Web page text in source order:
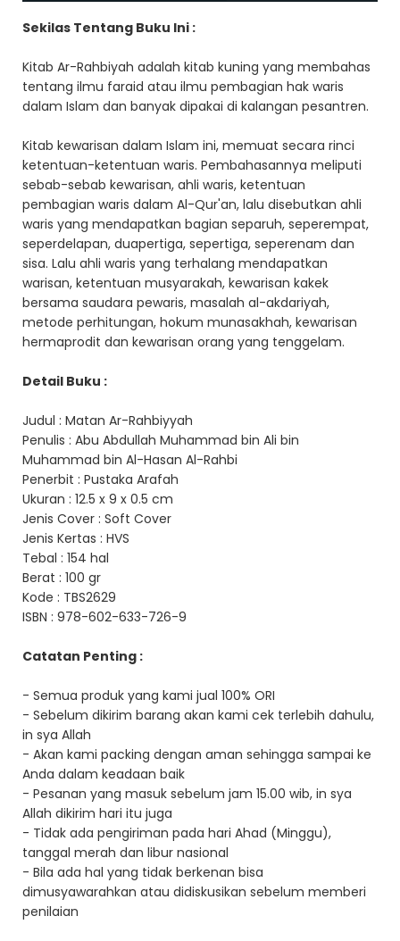
Sekilas Tentang Buku Ini :
Kitab Ar-Rahbiyah adalah kitab kuning yang membahas
tentang ilmu faraid atau ilmu pembagian hak waris
dalam Islam dan banyak dipakai di kalangan pesantren.
Kitab kewarisan dalam Islam ini, memuat secara rinci
ketentuan-ketentuan waris. Pembahasannya meliputi
sebab-sebab kewarisan, ahli waris, ketentuan
pembagian waris dalam Al-Qur'an, lalu disebutkan ahli
waris yang mendapatkan bagian separuh, seperempat,
seperdelapan, duapertiga, sepertiga, seperenam dan
sisa. Lalu ahli waris yang terhalang mendapatkan
warisan, ketentuan musyarakah, kewarisan kakek
bersama saudara pewaris, masalah al-akdariyah,
metode perhitungan, hokum munasakhah, kewarisan
hermaprodit dan kewarisan orang yang tenggelam.
Detail Buku :
Judul : Matan Ar-Rahbiyyah
Penulis : Abu Abdullah Muhammad bin Ali bin
Muhammad bin Al-Hasan Al-Rahbi
Penerbit : Pustaka Arafah
Ukuran : 12.5 x 9 x 0.5 cm
Jenis Cover : Soft Cover
Jenis Kertas : HVS
Tebal : 154 hal
Berat : 100 gr
Kode : TBS2629
ISBN : 978-602-633-726-9
Catatan Penting :
- Semua produk yang kami jual 100% ORI
- Sebelum dikirim barang akan kami cek terlebih dahulu,
in sya Allah
- Akan kami packing dengan aman sehingga sampai ke
Anda dalam keadaan baik
- Pesanan yang masuk sebelum jam 15.00 wib, in sya
Allah dikirim hari itu juga
- Tidak ada pengiriman pada hari Ahad (Minggu),
tanggal merah dan libur nasional
- Bila ada hal yang tidak berkenan bisa
dimusyawarahkan atau didiskusikan sebelum memberi
penilaian